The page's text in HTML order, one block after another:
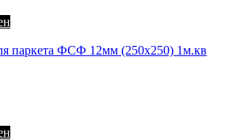
паркета ФСФ 12мм (250х250) 1м.кв